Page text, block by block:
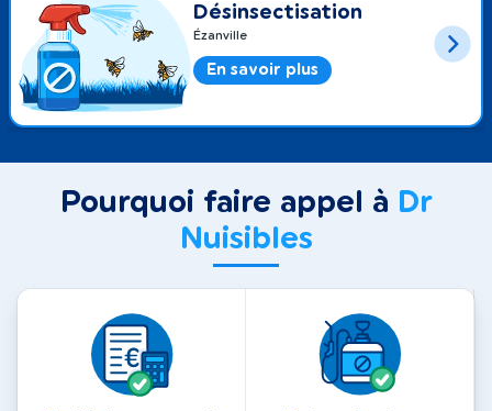
Désinsectisation
Ézanville
En savoir plus
Pourquoi faire appel à Dr
Nuisibles